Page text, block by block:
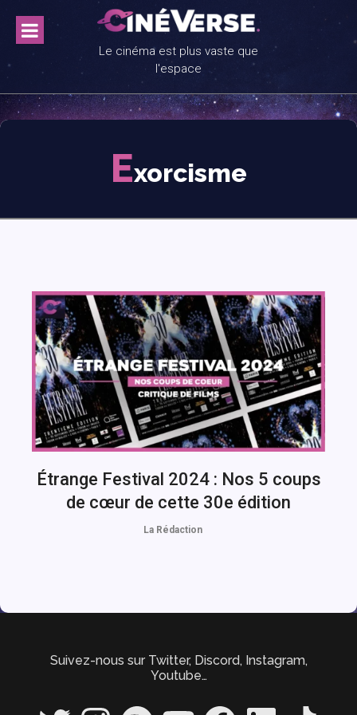
content
Le cinéma est plus vaste que
l'espace
Exorcisme
Étrange Festival 2024 : Nos 5 coups
de cœur de cette 30e édition
La Rédaction
Suivez-nous sur Twitter, Discord, Instagram,
Youtube…
Twitter InstagramSpotify YouTube FacebookLinkedIn TikTok